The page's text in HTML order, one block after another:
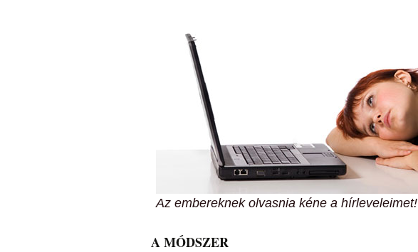
Az embereknek olvasnia kéne a hírleveleimet!
A MÓDSZER